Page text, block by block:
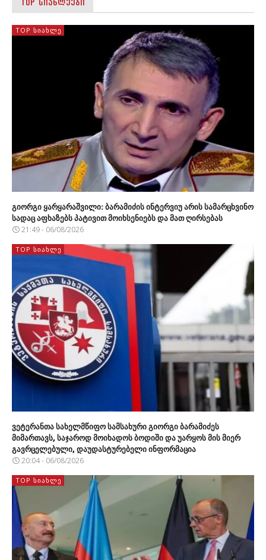
TOP ᲡᲘᲐᲮᲚᲔᲔᲑᲘ
TOP ᲡᲘᲐᲮᲚᲔ
გიორგი ყარყარაშვილი: ბარამიძის ინტერვიუ არის სამარცხვინო
სადაც აფხაზებს პატივით მოიხსენიებს და მათ ღირსებას
21:49 - 06/08/2026
TOP ᲡᲘᲐᲮᲚᲔ
ვეტერანთა სახელმწიფო სამსახური გიორგი ბარამიძეს
მიმართავს, საჯაროდ მოიხადოს ბოდიში და უარყოს მის მიერ
გავრცელებული, დაუდასტურებელი ინფორმაცია
20:04 - 06/08/2026
TOP ᲡᲘᲐᲮᲚᲔ